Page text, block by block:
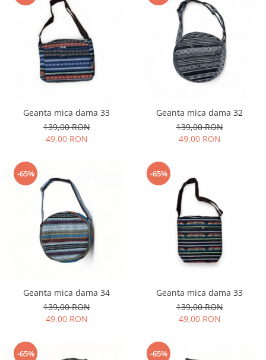
Geanta mica dama 33
139,00 RON
49,00 RON
Geanta mica dama 32
139,00 RON
49,00 RON
-65%
Geanta mica dama 34
139,00 RON
49,00 RON
-65%
Geanta mica dama 33
139,00 RON
49,00 RON
-65% -65%